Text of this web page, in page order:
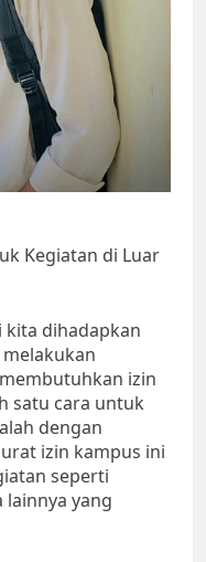
Kegiatan di Luar
kita dihadapkan
izin
satu cara untuk
dengan
izin kampus ini
seperti
lainnya yang